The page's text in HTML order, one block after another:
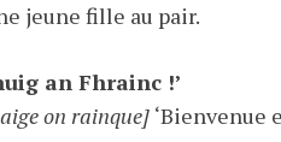
jeune fille au pair.
an Fhrainc !’
on rainque] ‘Bienvenue